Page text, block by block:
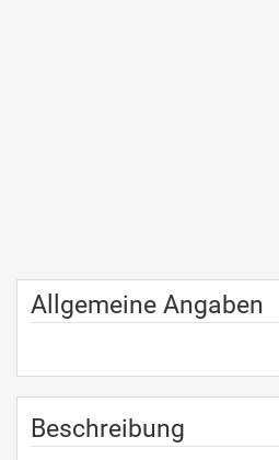
Allgemeine Angaben
Beschreibung